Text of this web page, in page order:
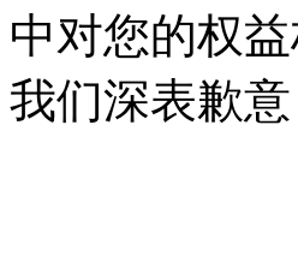
中对您的权益
我们深表歉